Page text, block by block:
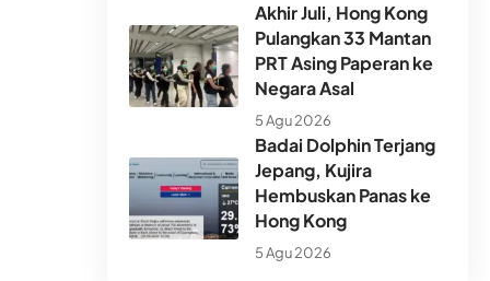
Akhir Juli, Hong Kong
Pulangkan 33 Mantan
PRT Asing Paperan ke
Negara Asal
5 Agu 2026
Badai Dolphin Terjang
Jepang, Kujira
Hembuskan Panas ke
Hong Kong
5 Agu 2026